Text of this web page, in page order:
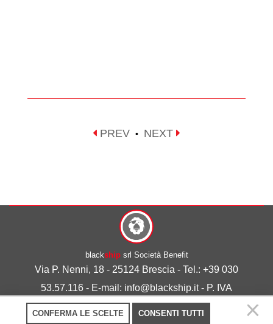
PREV • NEXT
blackshipsrl Società Benefit
Via P. Nenni, 18 - 25124 Brescia - Tel.: +39 030
53.57.116 - E-mail: info@blackship.it - P. IVA
03492980986
CONFERMA LE SCELTE CONSENTI TUTTI